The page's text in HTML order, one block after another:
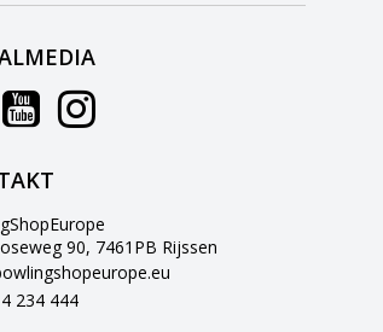
90, 7461PB Rijssen
234 444